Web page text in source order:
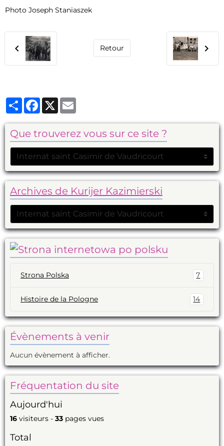
Photo Joseph Staniaszek
Retour
PartagerFacebook
X
Que trouverez vous sur ce site ?
Archives de Kurijer Kazimierski
Strona Polska 7
Histoire de la Pologne 14
Évènements à venir
Aucun évènement à afficher.
Fréquentation du site
Aujourd'hui
16 visiteurs - 33 pages vues
Total